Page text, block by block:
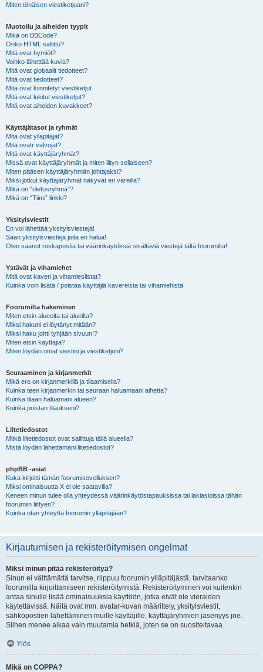
Miten tönäisen viestiketjuani?
Muotoilu ja aiheiden tyypit
Mikä on BBCode?
Onko HTML sallittu?
Mitä ovat hymiöt?
Voinko lähettää kuvia?
Mitä ovat globaalit tiedotteet?
Mitä ovat tiedotteet?
Mitä ovat kiinnitetyt viestiketjut
Mitä ovat lukitut viestiketjut?
Mitä ovat aiheiden kuvakkeet?
Käyttäjätasot ja ryhmät
Mitä ovat ylläpitäjät?
Mitä ovatr valvojat?
Mitä ovat käyttäjäryhmät?
Missä ovat käyttäjäryhmät ja miten liityn sellaiseen?
Miten pääsen käyttäjäryhmän johtajaksi?
Miksi jotkut käyttäjäryhmät näkyvät eri väreillä?
Mikä on “oletusryhmä”?
Mikä on “Tiimi” linkki?
Yksityisviestit
En voi lähettää yksityisviestejä!
Saan yksityisviestejä joita en halua!
Olen saanut roskapostia tai väärinkäytöksiä sisältäviä viestejä tältä foorumilta!
Ystävät ja vihamiehet
Mitä ovat kaveri ja vihamieslistat?
Kuinka voin lisätä / poistaa käyttäjiä kavereista tai vihamiehistä
Foorumilta hakeminen
Miten etsin alueelta tai alueilta?
Miksi hakuni ei löytänyt mitään?
Miksi haku johti tyhjään sivuun!?
Miten etsin käyttäjiä?
Miten löydän omat viestini ja viestiketjuni?
Seuraaminen ja kirjanmerkit
Mikä ero on kirjanmerkillä ja tilaamisella?
Kuinka teen kirjanmerkin tai seuraan haluamaani aihetta?
Kuinka tilaan haluamani alueen?
Kuinka poistan tilaukseni?
Liitetiedostot
Mitkä liitetiedostot ovat sallittuja tällä alueella?
Mistä löydän lähettämäni liitetiedostot?
phpBB -asiat
Kuka kirjoitti tämän foorumisovelluksen?
Miksi ominaisuutta X ei ole saatavilla?
Keneen minun tulee olla yhteydessä väärinkäytöstapauksissa tai lakiasioissa tähän
foorumiin liittyen?
Kuinka otan yhteyttä foorumin ylläpitäjään?
Kirjautumisen ja rekisteröitymisen ongelmat
Miksi minun pitää rekisteröityä?
Sinun ei välttämättä tarvitse, riippuu foorumin ylläpitäjästä, tarvitaanko
foorumilla kirjoittamiseen rekisteröitymistä. Rekisteröityminen voi kuitenkin
antaa sinulle lisää ominaisuuksia käyttöön, jotka eivät ole vieraiden
käytettävissä. Näitä ovat mm. avatar-kuvan määrittely, yksityisviestit,
sähköpostien lähettäminen muille käyttäjille, käyttäjäryhmien jäsenyys jne.
Siihen menee aikaa vain muutamia hetkiä, joten se on suositeltavaa.
Ylös
Mikä on COPPA?